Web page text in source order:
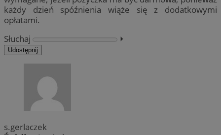
każdy dzień spóźnienia wiąże się z dodatkowymi
opłatami.
Słuchaj
⏵︎
Udostępnij
s.gerlaczek